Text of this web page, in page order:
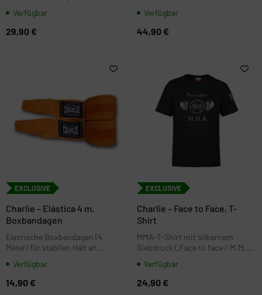
den Größen XS bis XXL.
Verfügbar
29,90 €
gesticktem Logo. Sportlicher
Charlie-Print, ideal für Warm-up,
Training und Freizeit.
Verfügbar
44,90 €
EXCLUSIVE
Charlie – Elástica 4 m,
Boxbandagen
Elastische Boxbandagen (4
Meter) für stabilen Halt an
für Training, Sandsack und
Sparring
Verfügbar
14,90 €
EXCLUSIVE
Charlie – Face to Face, T-
Shirt
MMA-T-Shirt mit silbernem
Siebdruck („Face to face / M.M.A)
Schnitt. Größen von XS bis XXL
- inkl. Maßgrafik zur Orientierung.
Verfügbar
24,90 €